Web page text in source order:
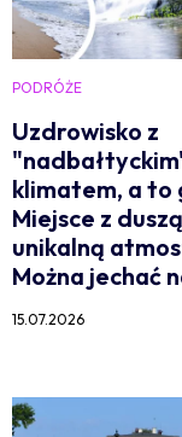
PODRÓŻE
Uzdrowisko z
klimatem, a to
Miejsce z
unikalną
Można jechać
15.07.2026